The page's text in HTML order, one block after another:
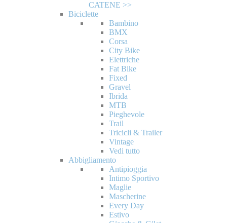
CATENE >>
Biciclette
Bambino
BMX
Corsa
City Bike
Elettriche
Fat Bike
Fixed
Gravel
Ibrida
MTB
Pieghevole
Trail
Tricicli & Trailer
Vintage
Vedi tutto
Abbigliamento
Antipioggia
Intimo Sportivo
Maglie
Mascherine
Every Day
Estivo